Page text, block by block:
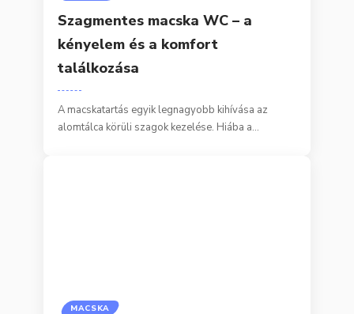
Szagmentes macska WC – a
kényelem és a komfort
találkozása
A macskatartás egyik legnagyobb kihívása az
alomtálca körüli szagok kezelése. Hiába a…
MACSKA